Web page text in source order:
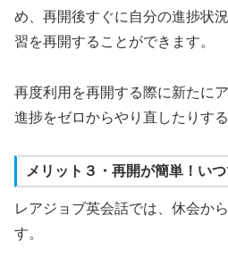
め、再開後すぐに自分の進捗状
習を再開することができます。
再度利用を再開する際に新たに
進捗をゼロからやり直したりす
メリット３・再開が簡単！い
レアジョブ英会話では、休会か
す。